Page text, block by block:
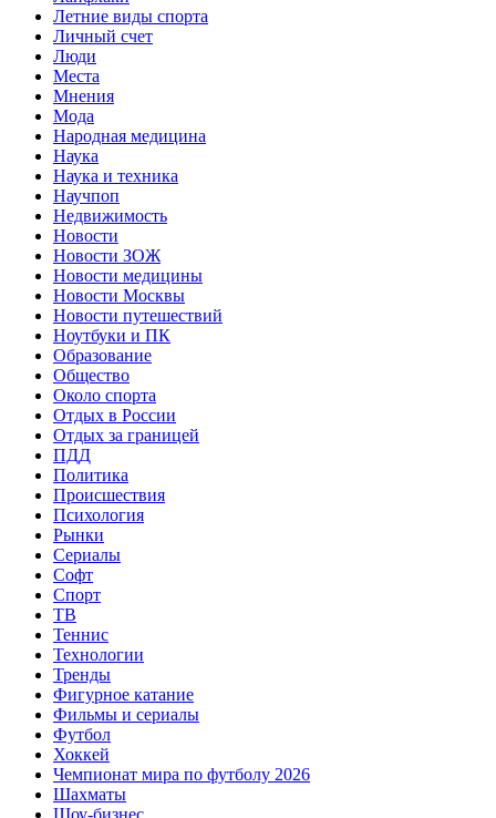
Летние виды спорта
Личный счет
Люди
Места
Мнения
Мода
Народная медицина
Наука
Наука и техника
Научпоп
Недвижимость
Новости
Новости ЗОЖ
Новости медицины
Новости Москвы
Новости путешествий
Ноутбуки и ПК
Образование
Общество
Около спорта
Отдых в России
Отдых за границей
ПДД
Политика
Происшествия
Психология
Рынки
Сериалы
Софт
Спорт
ТВ
Теннис
Технологии
Тренды
Фигурное катание
Фильмы и сериалы
Футбол
Хоккей
Чемпионат мира по футболу 2026
Шахматы
Шоу-бизнес